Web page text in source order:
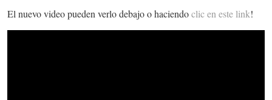
El nuevo video pueden verlo debajo o haciendoclic en este link!